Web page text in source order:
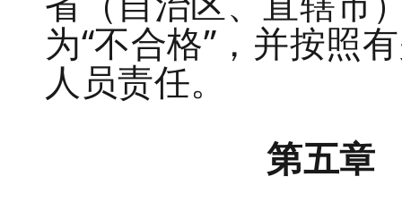
为“不合格”，并按照
人员责任。
第五章